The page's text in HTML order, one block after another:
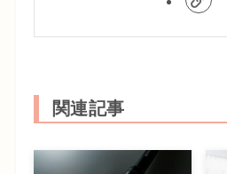
関連記事